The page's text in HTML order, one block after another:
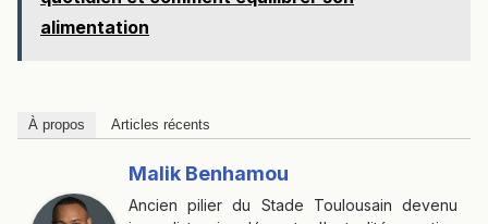
alimentation
À propos Articles récents
Malik Benhamou
Ancien pilier du Stade Toulousain devenu